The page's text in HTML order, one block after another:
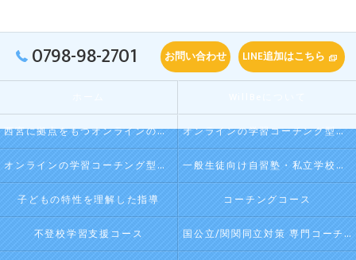
0798-98-2701 お問い合わせ LINE追加はこちら
西宮に拠点をもつオンラインの学習コーチング型・映像授業型の塾･自習塾WillBeの口コミ情報 オンラインの学習コーチング型・映像授業型の塾･自習塾WillBeの評判
オンラインの学習コーチング型・映像授業型の塾･自習塾WillBeのお客様の声 一般生徒向け自習塾・私立学校向け放課後学習
子どもの特性を理解した指導 コーチングコース
不登校学習支援コース 国公立/関関同立対策 専門コーチング